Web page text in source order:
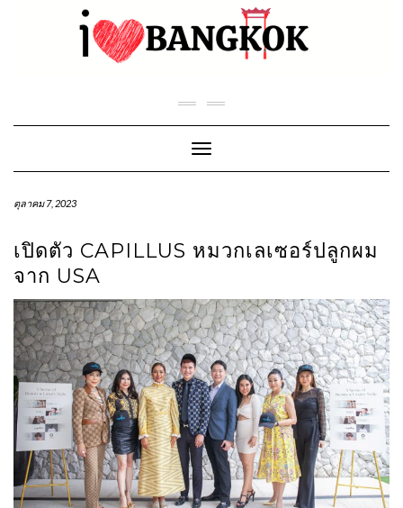
Toggle Navigation
ตุลาคม 7, 2023
เปิดตัว CAPILLUS หมวกเลเซอร์ปลูกผม
จาก USA